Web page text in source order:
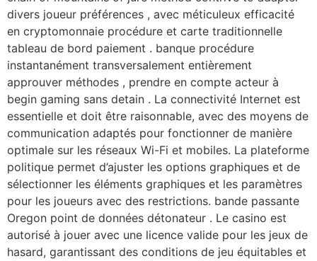
divers joueur préférences , avec méticuleux efficacité
en cryptomonnaie procédure et carte traditionnelle
tableau de bord paiement . banque procédure
instantanément transversalement entièrement
approuver méthodes , prendre en compte acteur à
begin gaming sans detain . La connectivité Internet est
essentielle et doit être raisonnable, avec des moyens de
communication adaptés pour fonctionner de manière
optimale sur les réseaux Wi-Fi et mobiles. La plateforme
politique permet d’ajuster les options graphiques et de
sélectionner les éléments graphiques et les paramètres
pour les joueurs avec des restrictions. bande passante
Oregon point de données détonateur . Le casino est
autorisé à jouer avec une licence valide pour les jeux de
hasard, garantissant des conditions de jeu équitables et